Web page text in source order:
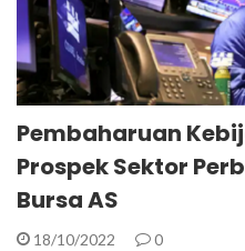
Pembaharuan
Prospek Sektor
Bursa AS
18/10/2022 0